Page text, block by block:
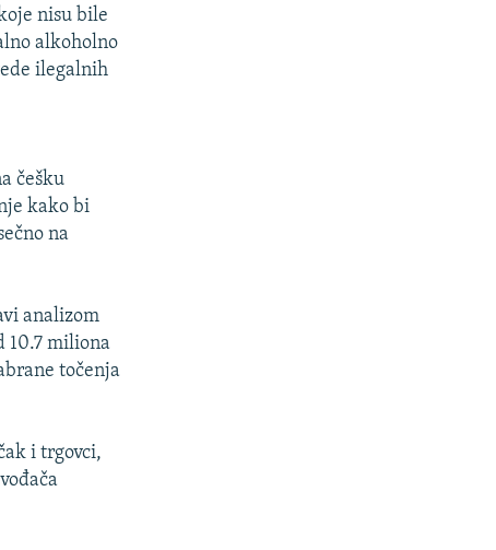
nisu bile
alkoholno
ilegalnih
češku
kako bi
na
analizom
10.7 miliona
točenja
i trgovci,